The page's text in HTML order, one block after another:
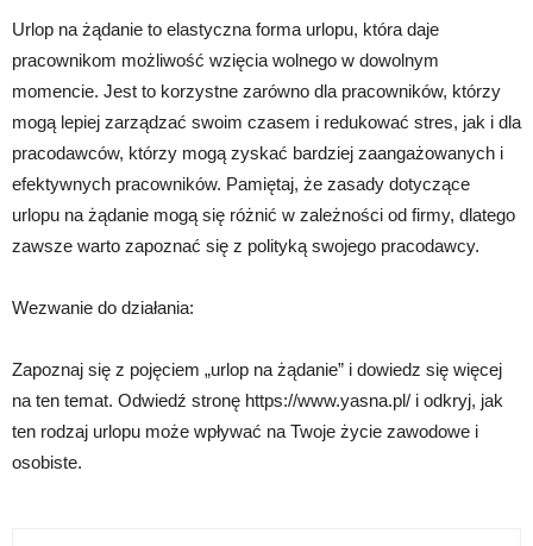
Urlop na żądanie to elastyczna forma urlopu, która daje
pracownikom możliwość wzięcia wolnego w dowolnym
momencie. Jest to korzystne zarówno dla pracowników, którzy
mogą lepiej zarządzać swoim czasem i redukować stres, jak i dla
pracodawców, którzy mogą zyskać bardziej zaangażowanych i
efektywnych pracowników. Pamiętaj, że zasady dotyczące
urlopu na żądanie mogą się różnić w zależności od firmy, dlatego
zawsze warto zapoznać się z polityką swojego pracodawcy.
Wezwanie do działania:
Zapoznaj się z pojęciem „urlop na żądanie” i dowiedz się więcej
na ten temat. Odwiedź stronę https://www.yasna.pl/ i odkryj, jak
ten rodzaj urlopu może wpływać na Twoje życie zawodowe i
osobiste.